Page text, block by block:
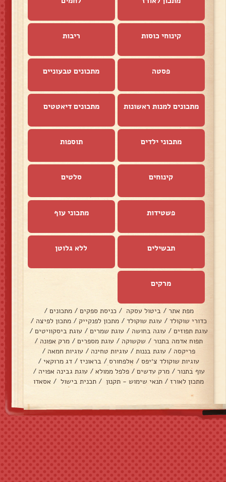
קינוחי כוסות ריבות
פסטה מתכונים טבעוניים
מתכונים למנות ראשונות מתכונים דיאטטים
מתכוני ילדים תוספות
קינוחים סלטים
פשטידות מתכוני עוף
תבשילים ללא גלוטן
מרקים
מפת אתר / ביטול עסקה / כניסת ספקים / מתכונים /
כדורי שוקולד / עוגת שוקולד / מתכון לפנקייק / מתכון לפיצה /
עוגת תפוזים / עוגה בחושה / עוגת שמרים / עוגת ביסקוויטים/
תפוח אדמה בתנור / שקשוקה / עוגת מספרים / מרק אפונה /
פריקסה / עוגת בננות / עוגיות טחינה / עוגיות חמאה /
עוגיות שוקולד צ׳יפס / אלפחורס / בראוניז / דג מרוקאי /
עוף בתנור / מרק עדשים / פלפל ממולא / עוגת גבינה אפויה /
מתכון לאורז / תנאי שימוש - תקנון / תכנית בישול / אסאדו